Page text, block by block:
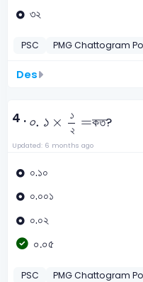
৩২
PSC PMG Chattogram
Des
4 . ০. ১ ×
১
২
=
=
কত?
Updated: 6 months ago
০.১০
০.০০১
০.০২
০.০৫
PSC PMG Chattogram